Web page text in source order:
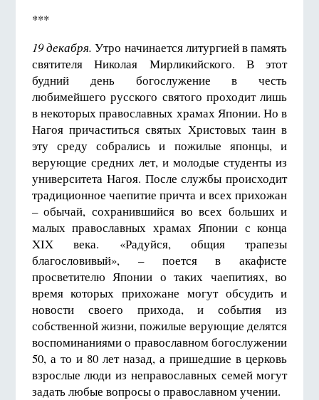
***
19 декабря. Утро начинается литургией в память
святителя Николая Мирликийского. В этот
будний день богослужение в честь
любимейшего русского святого проходит лишь
в некоторых православных храмах Японии. Но в
Нагоя причаститься святых Христовых таин в
эту среду собрались и пожилые японцы, и
верующие средних лет, и молодые студенты из
университета Нагоя. После службы происходит
традиционное чаепитие причта и всех прихожан
– обычай, сохранившийся во всех больших и
малых православных храмах Японии с конца
XIX века. «Радуйся, общия трапезы
благословивый», – поется в акафисте
просветителю Японии о таких чаепитиях, во
время которых прихожане могут обсудить и
новости своего прихода, и события из
собственной жизни, пожилые верующие делятся
воспоминаниями о православном богослужении
50, а то и 80 лет назад, а пришедшие в церковь
взрослые люди из неправославных семей могут
задать любые вопросы о православном учении.